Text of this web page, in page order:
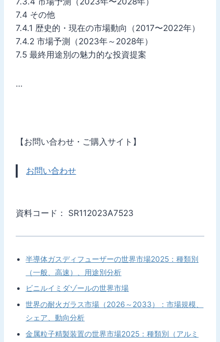
7.4 その他
7.4.1 歴史的・現在の市場動向（2017〜2022年）
7.4.2 市場予測（2023年～2028年）
7.5 最終用途別の魅力的な投資提案
…
【お問い合わせ・ご購入サイト】
お問い合わせ
資料コード： SR112023A7523
半導体ガスディフューザーの世界市場2025：種類別
（一般、高速）、用途別分析
ビニルイミダゾールの世界市場
世界の耐火ガラス市場（2026～2033）：市場規模、
シェア、動向分析
金属粒子精製装置の世界市場2025：種類別（アルミ